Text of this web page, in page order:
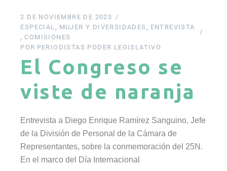
2 DE NOVIEMBRE DE 2023
ESPECIAL
MUJER Y DIVERSIDADES
ENTREVISTA
COMISIONES
POR PERIODISTAS PODER LEGISLATIVO
El Congreso se
viste de naranja
Entrevista a Diego Enrique Ramírez Sanguino, Jefe
de la División de Personal de la Cámara de
Representantes, sobre la conmemoración del 25N.
En el marco del Día Internacional